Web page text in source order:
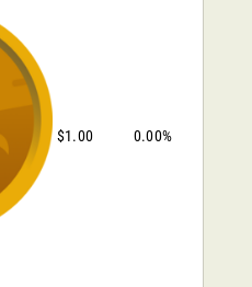
$1.00 0.00%